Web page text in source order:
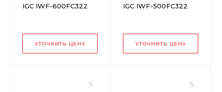
IGC IWF-600FC322
УТОЧНИТЬ ЦЕНУ
IGC IWF-500FC322
УТОЧНИТЬ ЦЕНУ